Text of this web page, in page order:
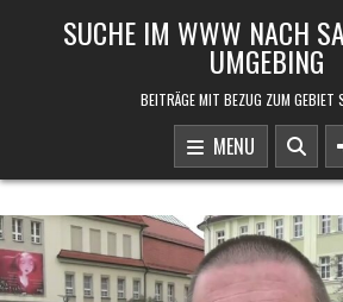
SUCHE IM WWW NACH
UMGEBING
BEITRÄGE MIT BEZUG ZUM GEBIET
MENU